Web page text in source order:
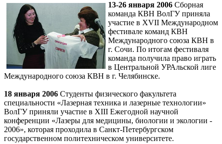
13-26 января 2006 Сборная
команда КВН ВолГУ приняла
участие в XVII Международном
фестивале команд КВН
Международного союза КВН в
г. Сочи. По итогам фестиваля
команда получила право играть
в Центральной УРАльской лиге
Международного союза КВН в г. Челябинске.
18 января 2006 Студенты физического факультета
специальности «Лазерная техника и лазерные технологии»
ВолГУ приняли участие в XIII Ежегодной научной
конференции «Лазеры для медицины, биологии и экологии -
2006», которая проходила в Санкт-Петербургском
государственном политехническом университете.